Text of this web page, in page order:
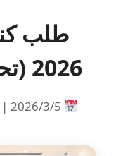
طلب
2026 (تحميل Word/PDF)